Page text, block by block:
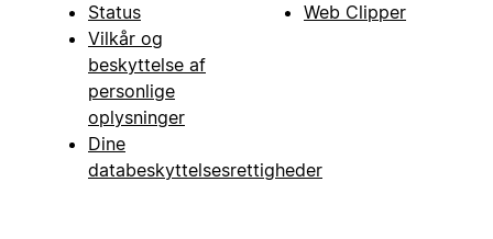
Status
Vilkår og
beskyttelse af
personlige
oplysninger
Dine
databeskyttelsesrettigheder
Web Clipper